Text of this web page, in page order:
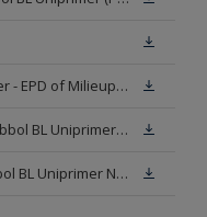
Sikkens Waterborne Trim Primer - EPD of Milieuproductverklaring
BREEAM Ceritificaat Sikkens Rubbol BL Uniprimer (PDF)
Veiligheidsinformatieblad Rubbol BL Uniprimer N00 (PDF)